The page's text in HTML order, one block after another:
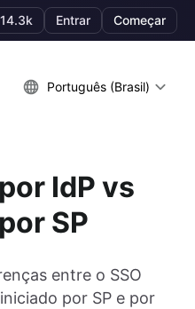
Entrar Começar
Português (Brasil)
IdP vs
SP
entre o SSO
por SP e por